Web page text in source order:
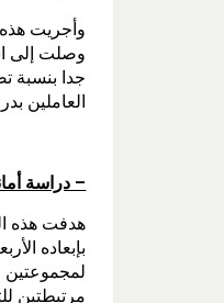
وصلت إلى
العاملين
– دراسة أماني محمد أهل (2009). بعنوان:
هدفت هذه
بإبعاده